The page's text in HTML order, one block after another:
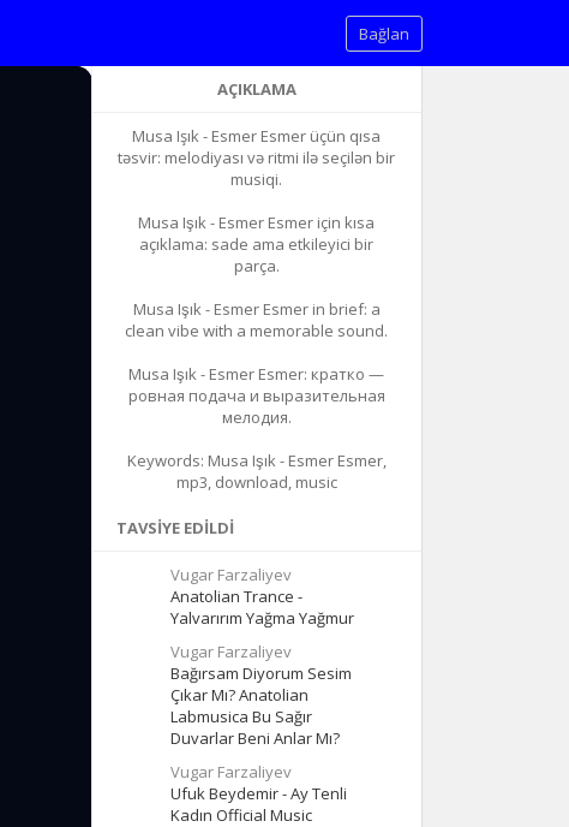
Bağlan
AÇIKLAMA
Musa Işık - Esmer Esmer üçün qısa
təsvir: melodiyası və ritmi ilə seçilən bir
musiqi.
Musa Işık - Esmer Esmer için kısa
açıklama: sade ama etkileyici bir
parça.
Musa Işık - Esmer Esmer in brief: a
clean vibe with a memorable sound.
Musa Işık - Esmer Esmer: кратко —
ровная подача и выразительная
мелодия.
Keywords: Musa Işık - Esmer Esmer,
mp3, download, music
TAVSIYE EDILDI
Vugar Farzaliyev
Anatolian Trance -
Yalvarırım Yağma Yağmur
Vugar Farzaliyev
Bağırsam Diyorum Sesim
Çıkar Mı? Anatolian
Labmusica Bu Sağır
Duvarlar Beni Anlar Mı?
Vugar Farzaliyev
Ufuk Beydemir - Ay Tenli
Kadın Official Music